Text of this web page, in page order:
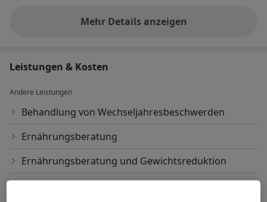
Mehr Details anzeigen
über Erfahrungen
Leistungen & Kosten
Andere Leistungen
Behandlung von Wechseljahresbeschwerden
Ernährungsberatung
Ernährungsberatung und Gewichtsreduktion